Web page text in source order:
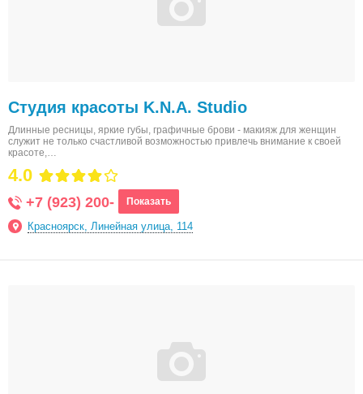
Студия красоты K.N.A. Studio
Длинные ресницы, яркие губы, графичные брови - макияж для женщин
служит не только счастливой возможностью привлечь внимание к своей
красоте,…
4.0
+7 (923) 200- Показать
Красноярск, Линейная улица, 114